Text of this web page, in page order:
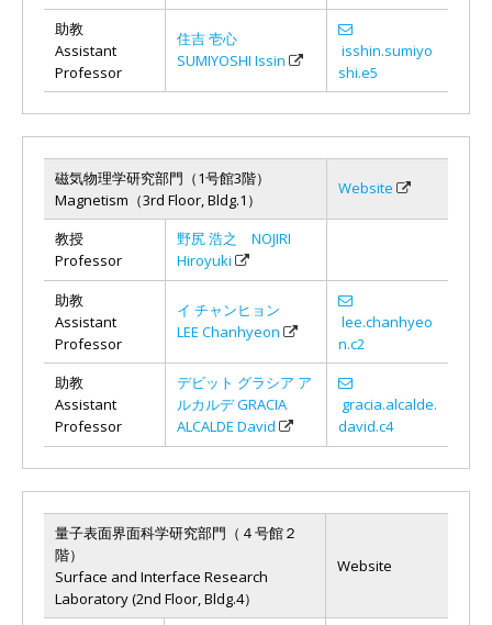
助教
Assistant
Professor
住吉 壱心
SUMIYOSHI Issin
isshin.sumiyo
shi.e5
磁気物理学研究部門（1号館3階）
Magnetism（3rd Floor, Bldg.1）
Website
教授
Professor
野尻 浩之 NOJIRI
Hiroyuki
助教
Assistant
Professor
イ チャンヒョン
LEE Chanhyeon
lee.chanhyeo
n.c2
助教
Assistant
Professor
デビット グラシア ア
ルカルデ GRACIA
ALCALDE David
gracia.alcalde.
david.c4
量子表面界面科学研究部門（４号館２
階）
Surface and Interface Research
Laboratory (2nd Floor, Bldg.4）
Website